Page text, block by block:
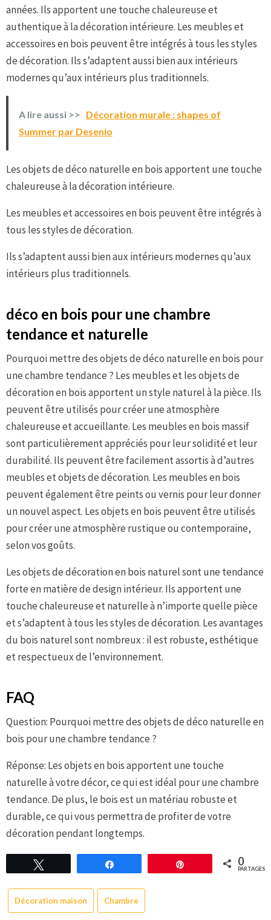
années. Ils apportent une touche chaleureuse et
authentique à la décoration intérieure. Les meubles et
accessoires en bois peuvent être intégrés à tous les styles
de décoration. Ils s’adaptent aussi bien aux intérieurs
modernes qu’aux intérieurs plus traditionnels.
A lire aussi >> Décoration murale : shapes of
Summer par Desenio
Les objets de déco naturelle en bois apportent une touche
chaleureuse à la décoration intérieure.
Les meubles et accessoires en bois peuvent être intégrés à
tous les styles de décoration.
Ils s’adaptent aussi bien aux intérieurs modernes qu’aux
intérieurs plus traditionnels.
déco en bois pour une chambre
tendance et naturelle
Pourquoi mettre des objets de déco naturelle en bois pour
une chambre tendance ? Les meubles et les objets de
décoration en bois apportent un style naturel à la pièce. Ils
peuvent être utilisés pour créer une atmosphère
chaleureuse et accueillante. Les meubles en bois massif
sont particulièrement appréciés pour leur solidité et leur
durabilité. Ils peuvent être facilement assortis à d’autres
meubles et objets de décoration. Les meubles en bois
peuvent également être peints ou vernis pour leur donner
un nouvel aspect. Les objets en bois peuvent être utilisés
pour créer une atmosphère rustique ou contemporaine,
selon vos goûts.
Les objets de décoration en bois naturel sont une tendance
forte en matière de design intérieur. Ils apportent une
touche chaleureuse et naturelle à n’importe quelle pièce
et s’adaptent à tous les styles de décoration. Les avantages
du bois naturel sont nombreux : il est robuste, esthétique
et respectueux de l’environnement.
FAQ
Question: Pourquoi mettre des objets de déco naturelle en
bois pour une chambre tendance ?
Réponse: Les objets en bois apportent une touche
naturelle à votre décor, ce qui est idéal pour une chambre
tendance. De plus, le bois est un matériau robuste et
durable, ce qui vous permettra de profiter de votre
décoration pendant longtemps.
0
PARTAGES
Décoration maison Chambre